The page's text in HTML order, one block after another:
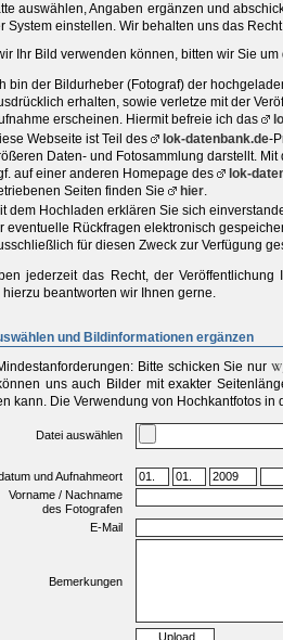
auswählen, Angaben ergänzen und
System einstellen. Wir behalten uns das
Ihr Bild verwenden können, bitten wir Sie
bin der Bildurheber (Fotograf) der
erhalten, sowie verletze mit der
erscheinen. Hiermit befreie ich das
Webseite ist Teil des
lok-datenbank.de-
Daten- und Fotosammlung darstellt.
auf einer anderen Homepage des
lok-
Seiten finden Sie
hier.
dem Hochladen erklären Sie sich
eventuelle Rückfragen elektronisch
für diesen Zweck zur Verfügung
jederzeit das Recht, der
hierzu beantworten wir Ihnen gerne.
und Bildinformationen ergänzen
Bitte schicken Sie nur
uns auch Bilder mit exakter
kann. Die Verwendung von Hochkantfotos
Datei auswählen
und Aufnahmeort
Vorname / Nachname
des Fotografen
E-Mail
Bemerkungen